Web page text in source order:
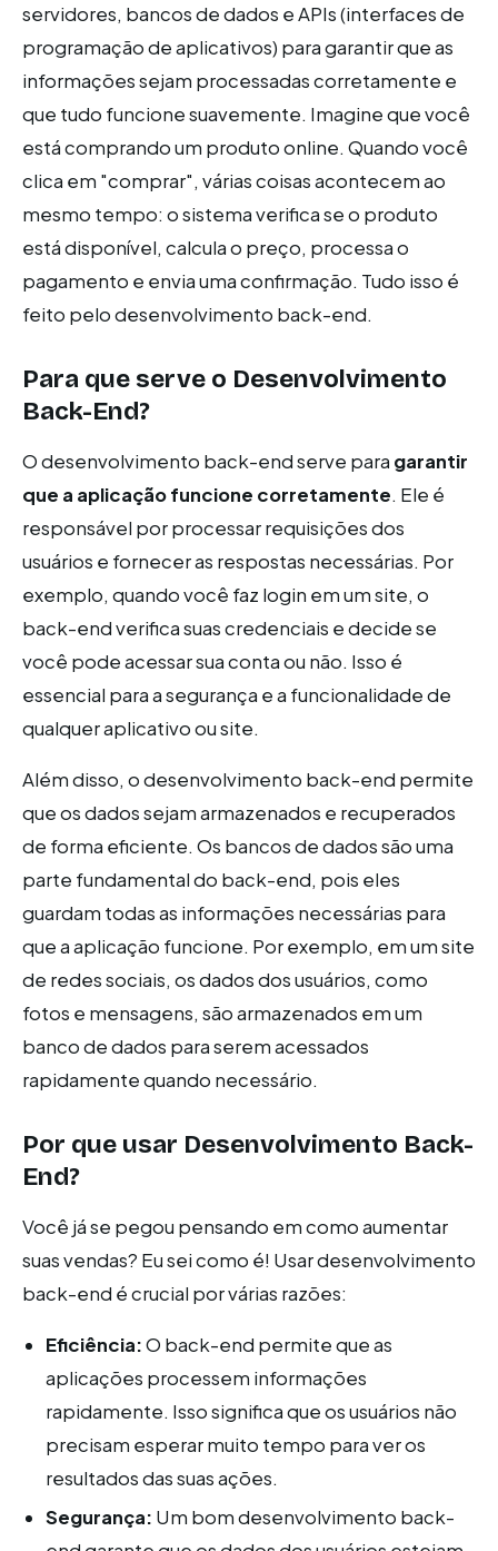
servidores, bancos de dados e APIs (interfaces de
programação de aplicativos) para garantir que as
informações sejam processadas corretamente e
que tudo funcione suavemente. Imagine que você
está comprando um produto online. Quando você
clica em "comprar", várias coisas acontecem ao
mesmo tempo: o sistema verifica se o produto
está disponível, calcula o preço, processa o
pagamento e envia uma confirmação. Tudo isso é
feito pelo desenvolvimento back-end.
Para que serve o Desenvolvimento
Back-End?
O desenvolvimento back-end serve para garantir
que a aplicação funcione corretamente. Ele é
responsável por processar requisições dos
usuários e fornecer as respostas necessárias. Por
exemplo, quando você faz login em um site, o
back-end verifica suas credenciais e decide se
você pode acessar sua conta ou não. Isso é
essencial para a segurança e a funcionalidade de
qualquer aplicativo ou site.
Além disso, o desenvolvimento back-end permite
que os dados sejam armazenados e recuperados
de forma eficiente. Os bancos de dados são uma
parte fundamental do back-end, pois eles
guardam todas as informações necessárias para
que a aplicação funcione. Por exemplo, em um site
de redes sociais, os dados dos usuários, como
fotos e mensagens, são armazenados em um
banco de dados para serem acessados
rapidamente quando necessário.
Por que usar Desenvolvimento Back-
End?
Você já se pegou pensando em como aumentar
suas vendas? Eu sei como é! Usar desenvolvimento
back-end é crucial por várias razões:
Eficiência:O back-end permite que as
aplicações processem informações
rapidamente. Isso significa que os usuários não
precisam esperar muito tempo para ver os
resultados das suas ações.
Segurança: Um bom desenvolvimento back-